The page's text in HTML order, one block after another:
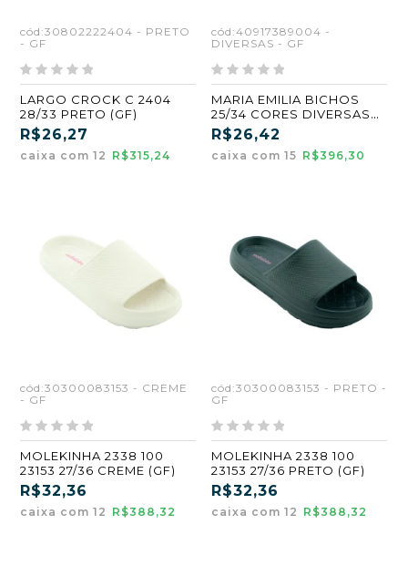
cód:30802222404 - PRETO
- GF
LARGO CROCK C 2404
28/33 PRETO (GF)
R$26,27
caixa com 12 R$315,24
cód:40917389004 -
DIVERSAS - GF
MARIA EMILIA BICHOS
25/34 CORES DIVERSAS
ATACADO KIT 15 PARES
R$26,42
caixa com 15 R$396,30
cód:30300083153 - CREME
- GF
MOLEKINHA 2338 100
23153 27/36 CREME (GF)
R$32,36
caixa com 12 R$388,32
cód:30300083153 - PRETO -
GF
MOLEKINHA 2338 100
23153 27/36 PRETO (GF)
R$32,36
caixa com 12 R$388,32